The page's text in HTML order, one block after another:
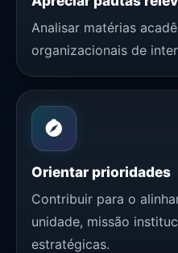
Analisar matérias
organizacionais de
Orientar prioridades
Contribuir para o
unidade, missão
estratégicas.